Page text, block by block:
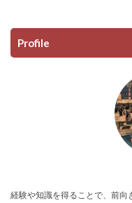
Profile
経験や知識を得ることで、前向